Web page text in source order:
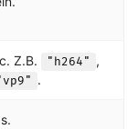
Z.B. "h264" ,
.